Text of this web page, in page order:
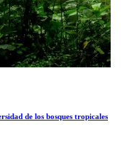
de los bosques tropicales